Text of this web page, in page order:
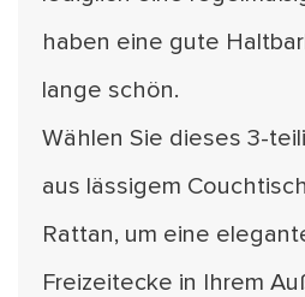
haben eine gute
lange schön.
Wählen Sie dieses 3-
aus lässigem
Rattan, um eine
Freizeitecke in Ihrem